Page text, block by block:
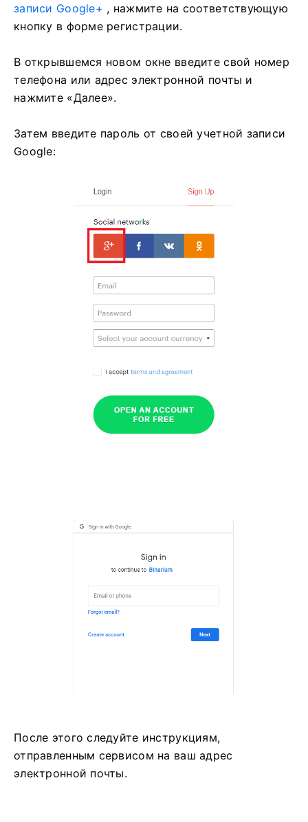
записи Google+ , нажмите на соответствующую
кнопку в форме регистрации.
В открывшемся новом окне введите свой номер
телефона или адрес электронной почты и
нажмите «Далее».
Затем введите пароль от своей учетной записи
Google:
После этого следуйте инструкциям,
отправленным сервисом на ваш адрес
электронной почты.